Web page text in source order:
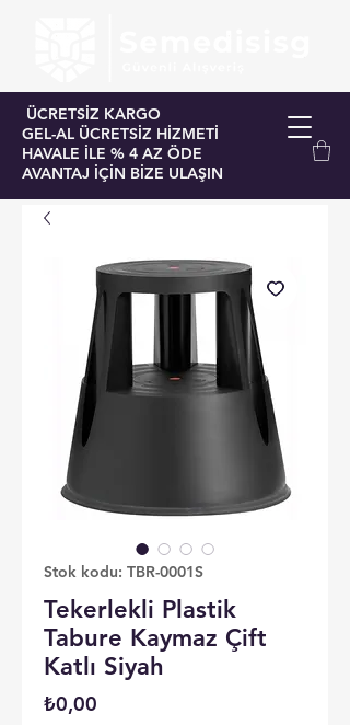
ÜCRETSİZ KARGO
GEL-AL ÜCRETSİZ HİZMETİ
HAVALE İLE % 4 AZ ÖDE
AVANTAJ İÇİN BİZE ULAŞIN
Stok kodu: TBR-0001S
Tekerlekli Plastik
Tabure Kaymaz Çift
Katlı Siyah
₺0,00